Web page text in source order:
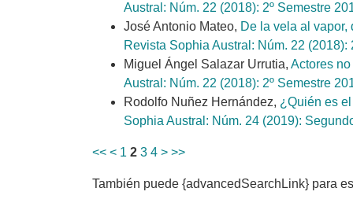
Austral: Núm. 22 (2018): 2º Semestre
José Antonio Mateo, De la vela al
Revista Sophia Austral: Núm. 22 (2018):
Miguel Ángel Salazar Urrutia, Actores
Austral: Núm. 22 (2018): 2º Semestre
Rodolfo Nuñez Hernández, ¿Quién es
Sophia Austral: Núm. 24 (2019):
<< < 1 2 3 4 > >>
También puede {advancedSearchLink} para